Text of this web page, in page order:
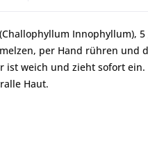
Innophyllum),
per Hand rühren und
ist weich und zieht sofort ein.
Haut.